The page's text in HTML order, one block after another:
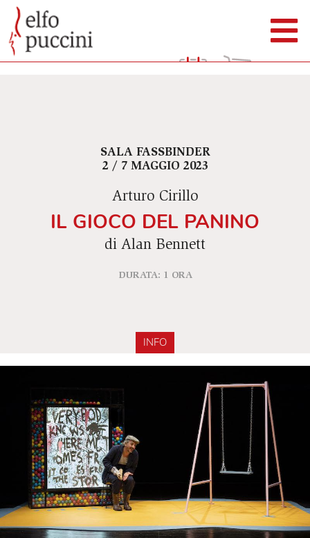
SALA FASSBINDER
2 / 7 MAGGIO 2023
Arturo Cirillo
IL GIOCO DEL PANINO
di Alan Bennett
DURATA: 1 ORA
INFO